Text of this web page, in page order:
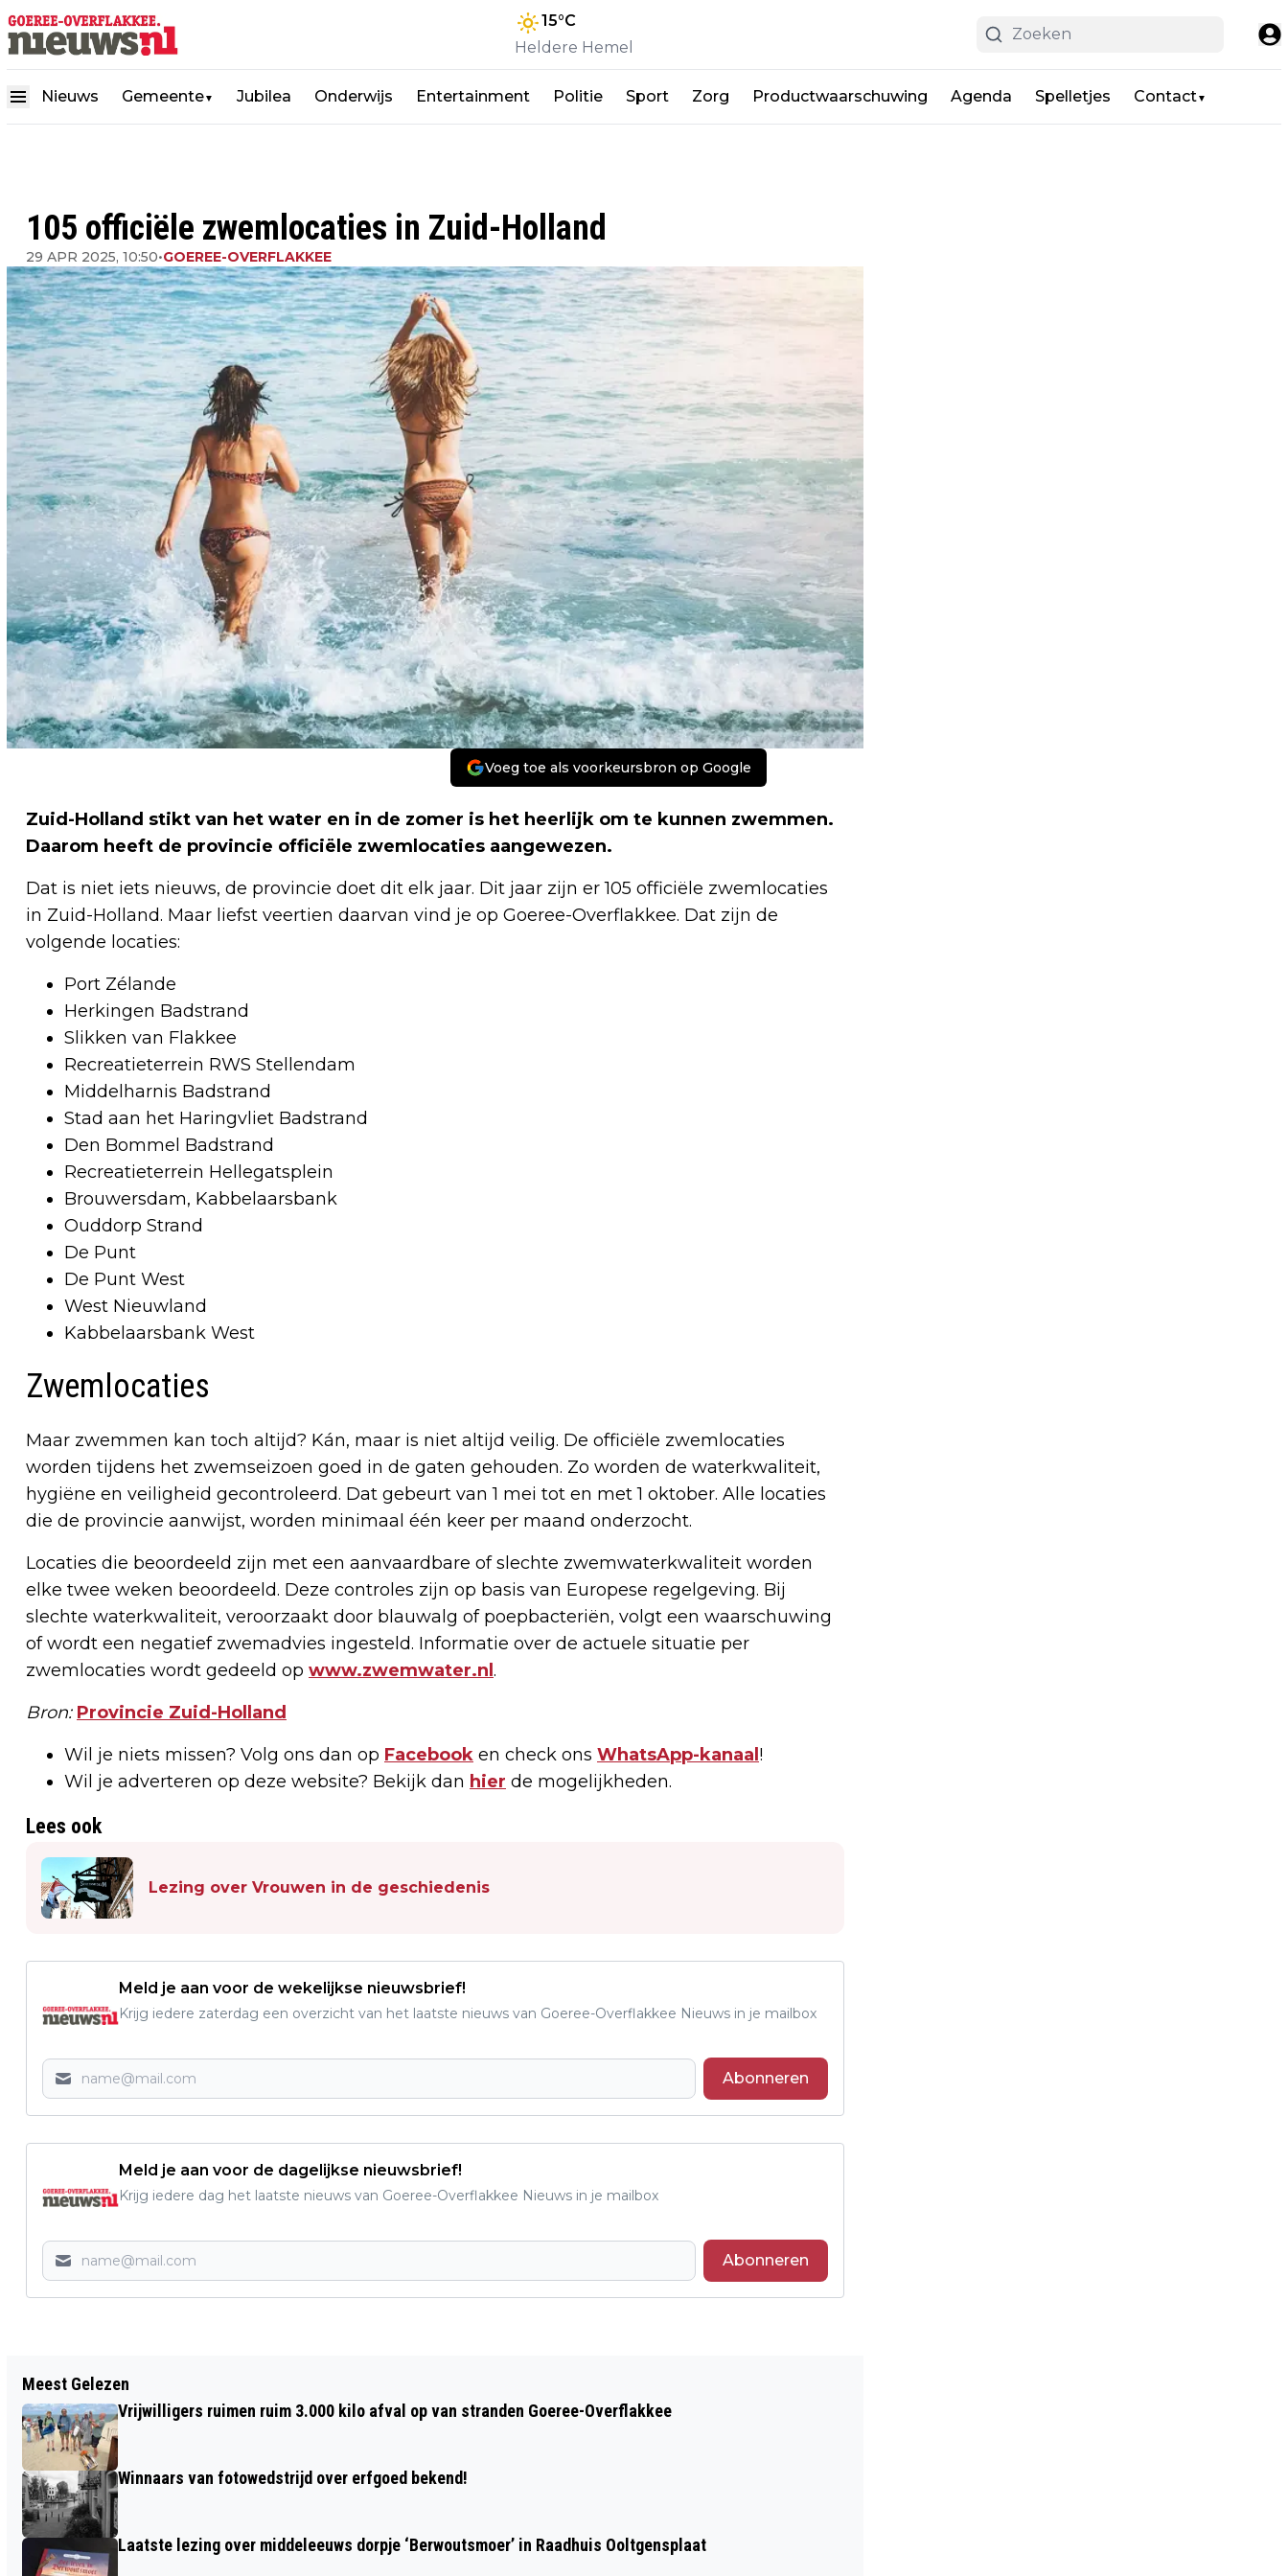
15°C
Heldere Hemel
Nieuws Gemeente▼ Jubilea Onderwijs Entertainment Politie Sport Zorg Productwaarschuwing Agenda Spelletjes Contact▼
105 officiële zwemlocaties in Zuid-Holland
29 APR 2025, 10:50•GOEREE-OVERFLAKKEE
Voeg toe als voorkeursbron op Google
Zuid-Holland stikt van het water en in de zomer is het heerlijk om te kunnen zwemmen.
Daarom heeft de provincie officiële zwemlocaties aangewezen.
Dat is niet iets nieuws, de provincie doet dit elk jaar. Dit jaar zijn er 105 officiële zwemlocaties
in Zuid-Holland. Maar liefst veertien daarvan vind je op Goeree-Overflakkee. Dat zijn de
volgende locaties:
Port Zélande
Herkingen Badstrand
Slikken van Flakkee
Recreatieterrein RWS Stellendam
Middelharnis Badstrand
Stad aan het Haringvliet Badstrand
Den Bommel Badstrand
Recreatieterrein Hellegatsplein
Brouwersdam, Kabbelaarsbank
Ouddorp Strand
De Punt
De Punt West
West Nieuwland
Kabbelaarsbank West
Zwemlocaties
Maar zwemmen kan toch altijd? Kán, maar is niet altijd veilig. De officiële zwemlocaties
worden tijdens het zwemseizoen goed in de gaten gehouden. Zo worden de waterkwaliteit,
hygiëne en veiligheid gecontroleerd. Dat gebeurt van 1 mei tot en met 1 oktober. Alle locaties
die de provincie aanwijst, worden minimaal één keer per maand onderzocht.
Locaties die beoordeeld zijn met een aanvaardbare of slechte zwemwaterkwaliteit worden
elke twee weken beoordeeld. Deze controles zijn op basis van Europese regelgeving. Bij
slechte waterkwaliteit, veroorzaakt door blauwalg of poepbacteriën, volgt een waarschuwing
of wordt een negatief zwemadvies ingesteld. Informatie over de actuele situatie per
zwemlocaties wordt gedeeld op www.zwemwater.nl .
Bron: Provincie Zuid-Holland
Wil je niets missen? Volg ons dan op Facebook en check ons WhatsApp-kanaal !
Wil je adverteren op deze website? Bekijk dan hier de mogelijkheden.
Lees ook
Lezing over Vrouwen in de geschiedenis
Meld je aan voor de wekelijkse nieuwsbrief!
Krijg iedere zaterdag een overzicht van het laatste nieuws van Goeree-Overflakkee Nieuws in je mailbox
Abonneren
Meld je aan voor de dagelijkse nieuwsbrief!
Krijg iedere dag het laatste nieuws van Goeree-Overflakkee Nieuws in je mailbox
Abonneren
LEZING OVER VROUWEN IN DE
GESCHIEDENIS
GEMEENTEHUIS
Meest Gelezen
Vrijwilligers ruimen ruim 3.000 kilo afval op van stranden Goeree-Overflakkee
Winnaars van fotowedstrijd over erfgoed bekend!
Laatste lezing over middeleeuws dorpje ‘Berwoutsmoer’ in Raadhuis Ooltgensplaat